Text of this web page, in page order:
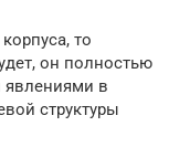
то
он полностью
явлениями в
структуры